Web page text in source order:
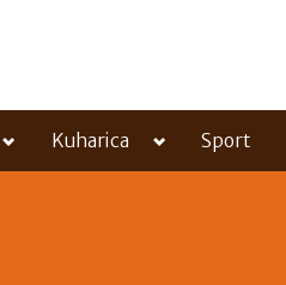
Toggle
menu
Kuharica
Toggle
menu
Sport